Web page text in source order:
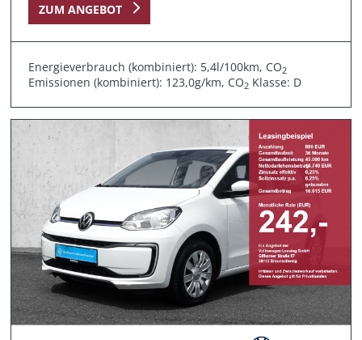
ZUM ANGEBOT
Energieverbrauch (kombiniert): 5,4l/100km, CO2
Emissionen (kombiniert): 123,0g/km, CO2 Klasse: D